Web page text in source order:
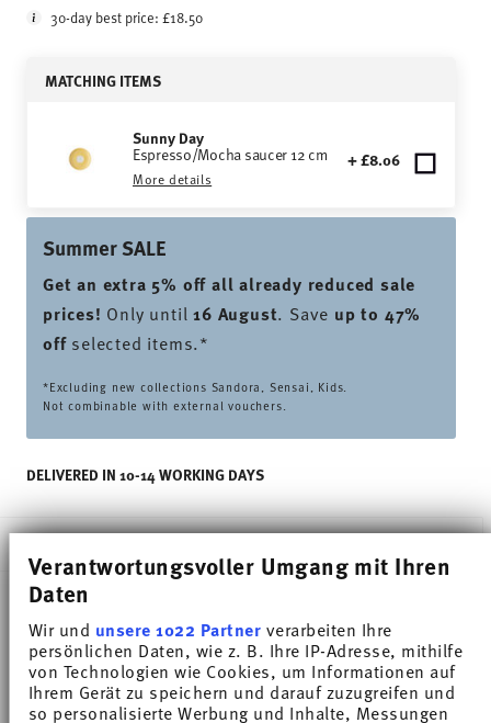
Verantwortungsvoller Umgang mit Ihren
Daten
Wir und unsere 1022 Partnerverarbeiten Ihre
persönlichen Daten, wie z. B. Ihre IP-Adresse, mithilfe
von Technologien wie Cookies, um Informationen auf
Ihrem Gerät zu speichern und darauf zuzugreifen und
so personalisierte Werbung und Inhalte, Messungen
30-day best price:£18.50
MATCHING ITEMS
Sunny Day
Espresso/Mocha saucer 12 cm
More details
+ £8.06
Summer SALE
Get an extra 5% off all already reduced sale
prices! Only until16 August. Save up to 47%
offselected items.*
*Excluding new collections Sandora, Sensai, Kids.
Not combinable with external vouchers.
DELIVERED IN 10-14 WORKING DAYS
Thomas Sunny Day Soft Yellow Espresso cup -
Round - Ø 6,2 cm - h 5,5 cm - 0,080 l, Porcelain